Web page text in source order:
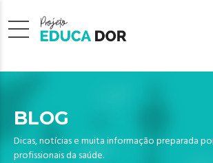
BLOG
Dicas, notícias e muita informação preparada
profissionais da saúde.